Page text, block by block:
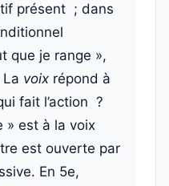
présent ; dans
que je range »,
voix répond à
fait l’action ?
» est à la voix
est ouverte par
En 5e,